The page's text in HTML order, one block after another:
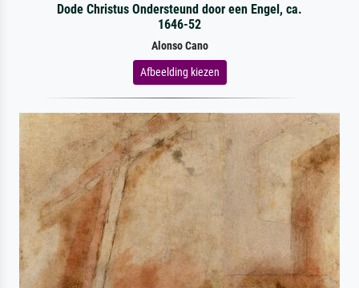
Dode Christus Ondersteund door een Engel, ca.
1646-52
Alonso Cano
Afbeelding kiezen